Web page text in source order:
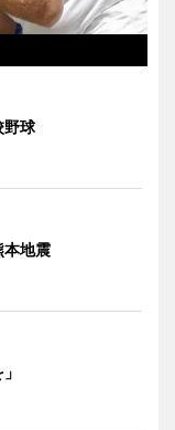
球
地震